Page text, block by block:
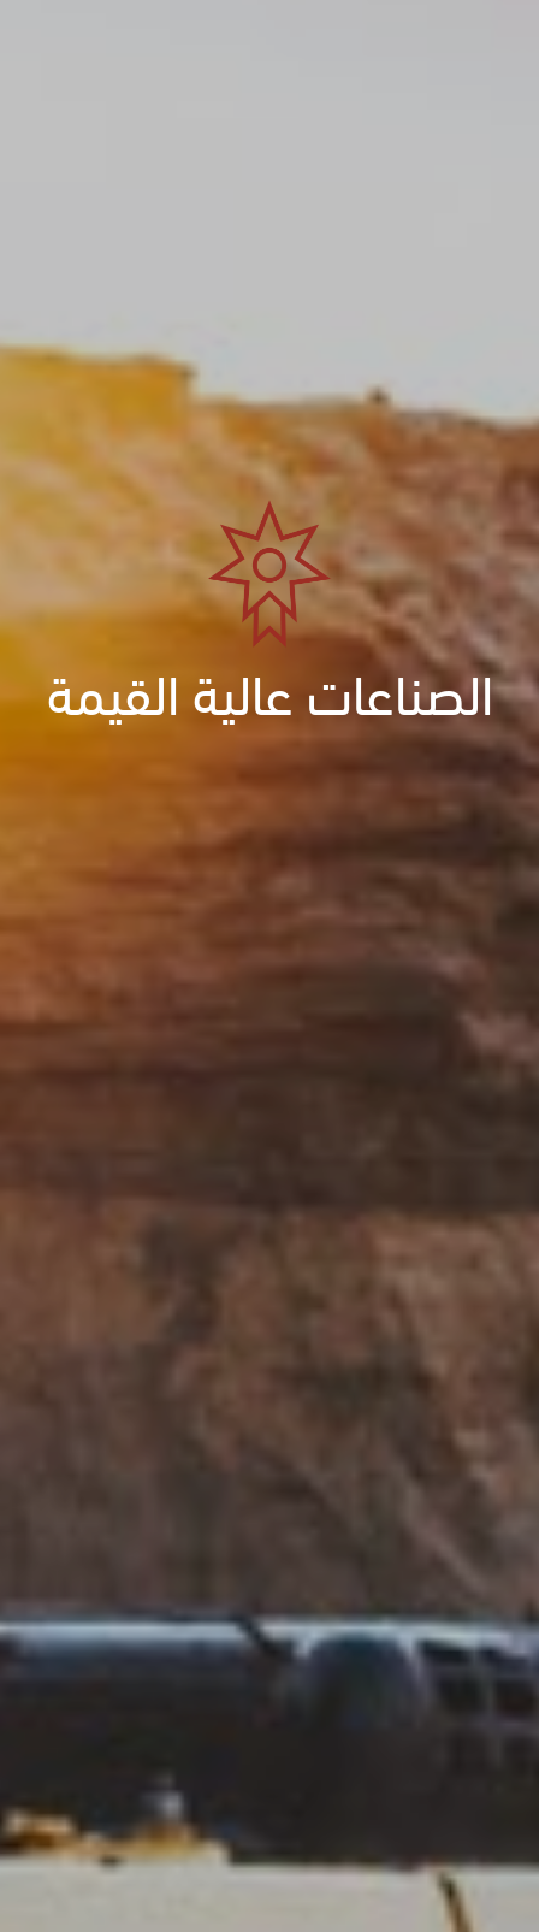
الصناعات عالية القيمة
الصناعات عالية القيمة
الصناعات عالية القيمة